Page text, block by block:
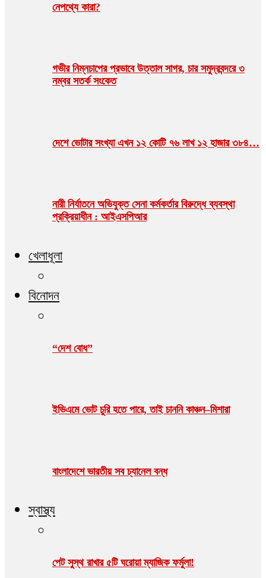
নেপথ্যে কারা?
গভীর নিম্নচাপের প্রভাবে উত্তাল সাগর, চার সমুদ্রবন্দরে ৩
নম্বর সতর্ক সংকেত
দেশে ভোটার সংখ্যা এখন ১২ কোটি ৭৬ লাখ ১২ হাজার ৩৮৪…
নারী নির্যাতনে অভিযুক্ত সেনা কর্মকর্তার বিরুদ্ধে ব্যবস্থা
প্রক্রিয়াধীন : আইএসপিআর
খেলাধূলা
বিনোদন
“দেশ বোধ”
ইভিএমে ভোট চুরি হতে পারে, তাই চাননি কাঞ্চন–মিশারা
বাংলাদেশে ভারতীয় সব চ্যানেল বন্ধ
স্বাস্থ্য
পেট সুস্থ রাখার ৫টি ঘরোয়া ম্যাজিক ফর্মুলা!